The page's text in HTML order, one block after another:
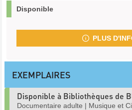
Disponible
PLUS
EXEMPLAIRES
Disponible à Bibliothèques de
Documentaire adulte | Musique et